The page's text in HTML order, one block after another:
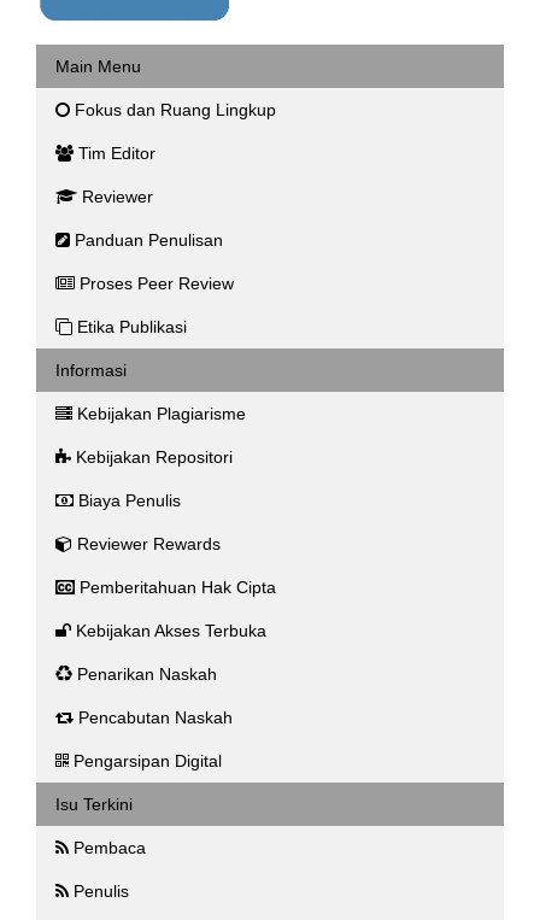
Main Menu
Fokus dan Ruang Lingkup
Tim Editor
Reviewer
Panduan Penulisan
Proses Peer Review
Etika Publikasi
Informasi
Kebijakan Plagiarisme
Kebijakan Repositori
Biaya Penulis
Reviewer Rewards
Pemberitahuan Hak Cipta
Kebijakan Akses Terbuka
Penarikan Naskah
Pencabutan Naskah
Pengarsipan Digital
Isu Terkini
Pembaca
Penulis